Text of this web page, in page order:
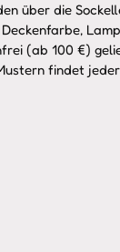
über die
(ab 100 €)
findet